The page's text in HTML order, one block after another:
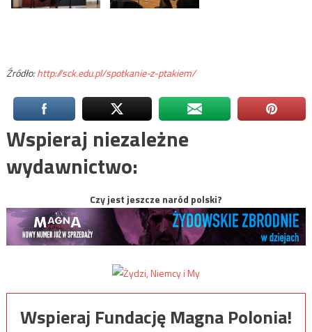
Źródło:http://sck.edu.pl/spotkanie-z-ptakiem/
Wspieraj niezależne
wydawnictwo:
Czy jest jeszcze naród polski?
Wspieraj Fundację Magna Polonia!